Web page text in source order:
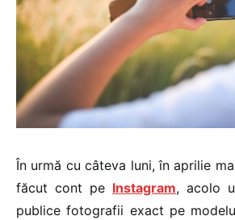
În urmă cu câteva luni, în aprilie
făcut cont pe Instagram, acolo
publice fotografii exact pe